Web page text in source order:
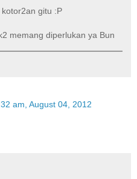
gitu :P
memang diperlukan ya Bun
am, August 04, 2012